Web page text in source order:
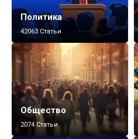
Политика
42063 Статьи
Общество
2074 Статьи